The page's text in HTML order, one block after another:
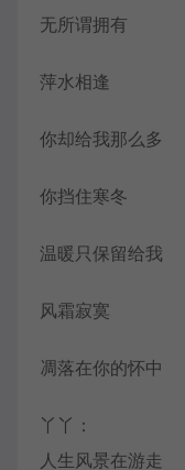
无所谓拥有
萍水相逢
你却给我那么多
你挡住寒冬
温暖只保留给我
风霜寂寞
凋落在你的怀中
丫丫：
人生风景在游走